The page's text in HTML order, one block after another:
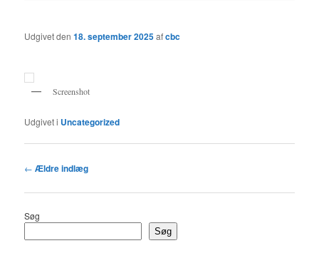
Udgivet den18. september 2025afcbc
Screenshot
Udgivet i Uncategorized
Indlægsnavigation
← Ældre indlæg
Søg
Søg